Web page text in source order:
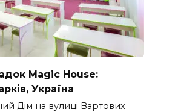
Magic House:
Україна
Дім на вулиці Вартових